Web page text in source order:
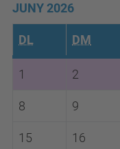
JUNY 2026
DL DM
1 2
8 9
15 16